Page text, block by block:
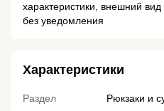
характеристики, внешний
без уведомления
Характеристики
Раздел
Рюкзаки и